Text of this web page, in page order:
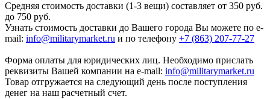
Средняя стоимость доставки (1-3 вещи) составляет от 350 руб.
до 750 руб.
Узнать стоимость доставки до Вашего города Вы можете по e-
mail: info@militarymarket.ru и по телефону +7 (863) 207-77-27
Форма оплаты для юридических лиц. Необходимо прислать
реквизиты Вашей компании на е-mail: info@militarymarket.ru
Товар отгружается на следующий день после поступления
денег на наш расчетный счет.